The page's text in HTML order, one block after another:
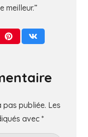
meilleur.”
pas publiée. Les
avec *